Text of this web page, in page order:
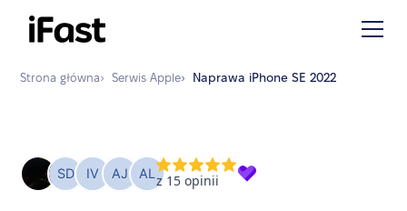
Strona główna› Serwis Apple› Naprawa iPhone SE 2022